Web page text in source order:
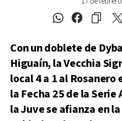
Con un doblete de
Higuaín, la Vecchia
local 4 a 1 al Rosanero
la Fecha 25 de la
la Juve se afianza en